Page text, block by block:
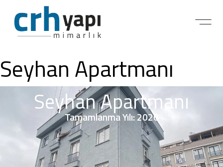
Seyhan Apartmanı
Seyhan Apartmanı
Tamamlanma Yılı: 2020